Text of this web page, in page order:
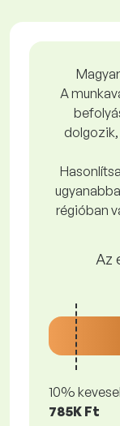
A
dolgozik,
régióban
Az
10%
785K Ft